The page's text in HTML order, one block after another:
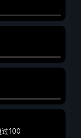
过100